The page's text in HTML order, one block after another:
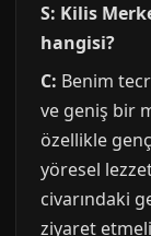
S: Kilis
hangisi?
C: Benim
ve geniş bir
özellikle
yöresel
civarındaki
ziyaret